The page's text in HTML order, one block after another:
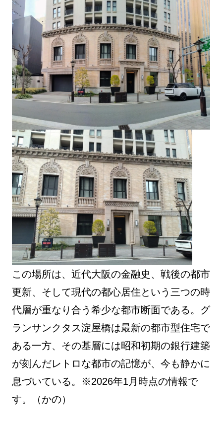
この場所は、近代大阪の金融史、戦後の都市
更新、そして現代の都心居住という三つの時
代層が重なり合う希少な都市断面である。グ
ランサンクタス淀屋橋は最新の都市型住宅で
ある一方、その基層には昭和初期の銀行建築
が刻んだレトロな都市の記憶が、今も静かに
息づいている。※2026年1月時点の情報で
す。（かの）